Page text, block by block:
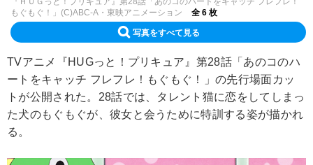
もぐもぐ！」(C)ABC-A・東映アニメーション
全 6 枚
写真をすべて見る
TVアニメ『HUGっと！プリキュア』第28話「あのコのハ
ートをキャッチ フレフレ！もぐもぐ！」の先行場面カッ
トが公開された。28話では、タレント猫に恋をしてしまっ
た犬のもぐもぐが、彼女と会うために特訓する姿が描かれ
る。